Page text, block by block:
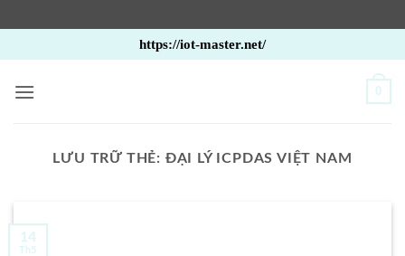
qua
nội
https://iot-master.net/
0
LƯU TRỮ THẺ: ĐẠI LÝ ICPDAS VIỆT NAM
14
Th5